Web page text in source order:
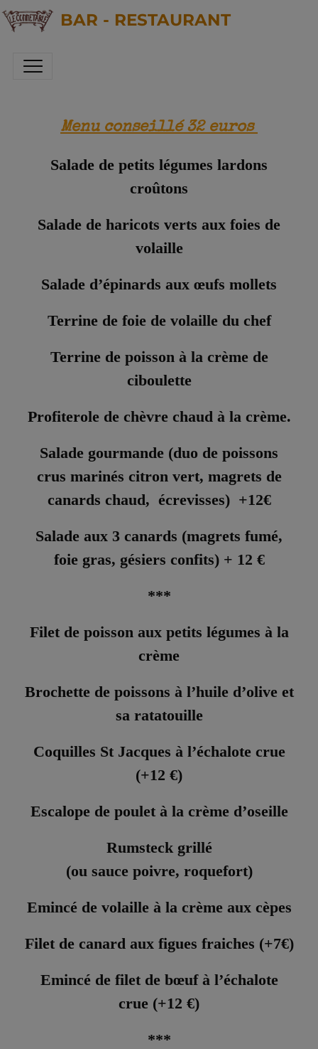
BAR - RESTAURANT
Menu conseillé 32 euros
Salade de petits légumes lardons
croûtons
Salade de haricots verts aux foies de
volaille
Salade d’épinards aux œufs mollets
Terrine de foie de volaille du chef
Terrine de poisson à la crème de
ciboulette
Profiterole de chèvre chaud à la crème.
Salade gourmande (duo de poissons
crus marinés citron vert, magrets de
canards chaud, écrevisses) +12€
Salade aux 3 canards (magrets fumé,
foie gras, gésiers confits) + 12 €
***
Filet de poisson aux petits légumes à la
crème
Brochette de poissons à l’huile d’olive et
sa ratatouille
Coquilles St Jacques à l’échalote crue
(+12 €)
Escalope de poulet à la crème d’oseille
Rumsteck grillé
(ou sauce poivre, roquefort)
Emincé de volaille à la crème aux cèpes
Filet de canard aux figues fraiches (+7€)
Emincé de filet de bœuf à l’échalote
crue (+12 €)
***